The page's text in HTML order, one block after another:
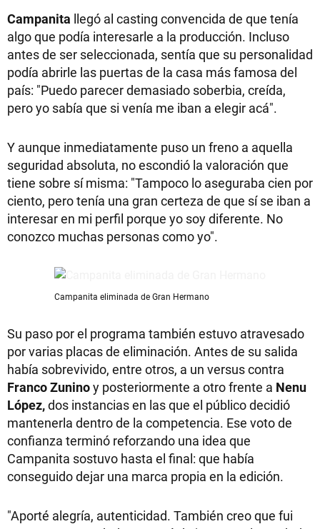
Campanita llegó al casting convencida de que tenía
algo que podía interesarle a la producción. Incluso
antes de ser seleccionada, sentía que su personalidad
podía abrirle las puertas de la casa más famosa del
país: "Puedo parecer demasiado soberbia, creída,
pero yo sabía que si venía me iban a elegir acá".
Y aunque inmediatamente puso un freno a aquella
seguridad absoluta, no escondió la valoración que
tiene sobre sí misma: "Tampoco lo aseguraba cien por
ciento, pero tenía una gran certeza de que sí se iban a
interesar en mi perfil porque yo soy diferente. No
conozco muchas personas como yo".
Campanita eliminada de Gran Hermano
Su paso por el programa también estuvo atravesado
por varias placas de eliminación. Antes de su salida
había sobrevivido, entre otros, a un versus contra
Franco Zuninoy posteriormente a otro frente a Nenu
López,dos instancias en las que el público decidió
mantenerla dentro de la competencia. Ese voto de
confianza terminó reforzando una idea que
Campanita sostuvo hasta el final: que había
conseguido dejar una marca propia en la edición.
"Aporté alegría, autenticidad. También creo que fui